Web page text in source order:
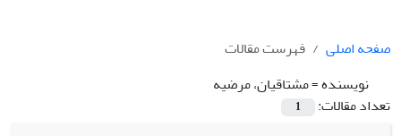
صفحه اصلی
فهرست مقالات
نویسنده =مشتاقیان، مرضیه
تعداد مقالات:
1